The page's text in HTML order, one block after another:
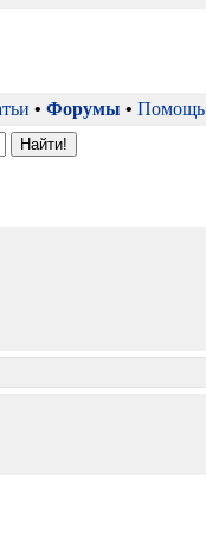
• Форумы • Помощь